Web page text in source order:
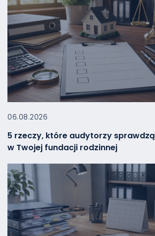
06.08.2026
5 rzeczy, które audytorzy sprawdzą
w Twojej fundacji rodzinnej